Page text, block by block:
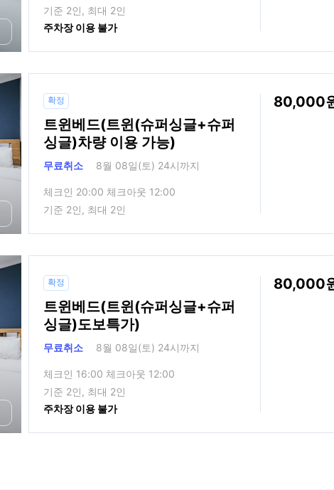
기준 2인, 최대 2인
주차장 이용 불가
확정
트윈베드(트윈(슈퍼싱글+슈퍼
싱글)차량 이용 가능)
무료취소 8월 08일(토) 24시까지
체크인 20:00 체크아웃 12:00
기준 2인, 최대 2인
80,000
확정
트윈베드(트윈(슈퍼싱글+슈퍼
싱글)도보특가)
무료취소 8월 08일(토) 24시까지
체크인 16:00 체크아웃 12:00
기준 2인, 최대 2인
주차장 이용 불가
80,000